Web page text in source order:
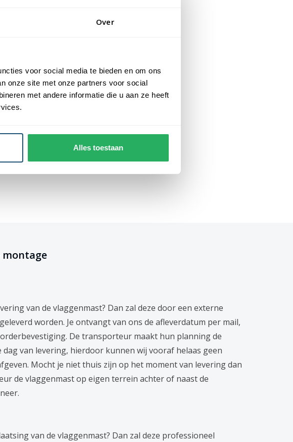
Over
voor social media te bieden en om ons
onze site met onze partners voor social
met andere informatie die u aan ze heeft
Alles toestaan
montage
van de vlaggenmast? Dan zal deze door een externe
worden. Je ontvangt van ons de afleverdatum per mail,
De transporteur maakt hun planning de
dag van levering, hierdoor kunnen wij vooraf helaas geen
Mocht je niet thuis zijn op het moment van levering dan
de vlaggenmast op eigen terrein achter of naast de
van de vlaggenmast? Dan zal deze professioneel